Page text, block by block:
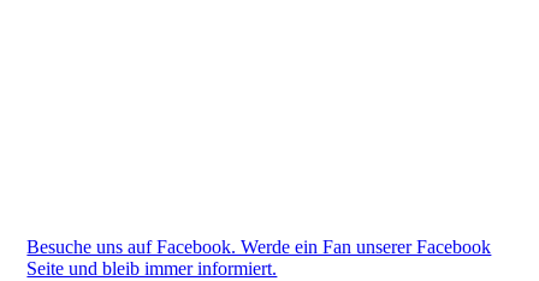
Besuche uns auf Facebook. Werde ein Fan unserer Facebook
Seite und bleib immer informiert.